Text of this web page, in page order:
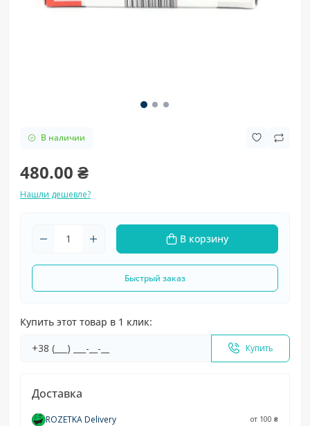
В наличии
480.00 ₴
Нашли дешевле?
В корзину
Быстрый заказ
Купить этот товар в 1 клик:
Купить
Доставка
ROZETKA Delivery от 100 ₴